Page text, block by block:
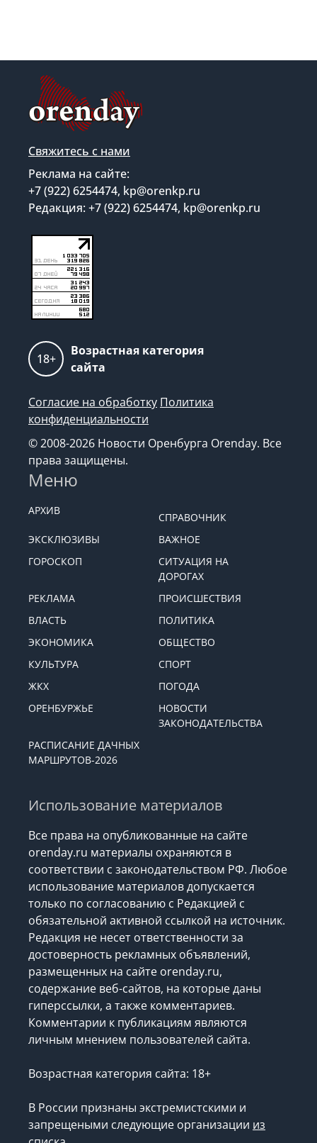
Свяжитесь с нами
Реклама на сайте:
+7 (922) 6254474, kp@orenkp.ru
Редакция: +7 (922) 6254474, kp@orenkp.ru
18+
Возрастная категория
сайта
Согласие на обработку Политика
конфиденциальности
© 2008-2026 Новости Оренбурга Orenday. Все
права защищены.
Меню
АРХИВ
СПРАВОЧНИК
ЭКСКЛЮЗИВЫ
ВАЖНОЕ
ГОРОСКОП
СИТУАЦИЯ НА
ДОРОГАХ
РЕКЛАМА
ПРОИСШЕСТВИЯ
ВЛАСТЬ
ПОЛИТИКА
ЭКОНОМИКА
ОБЩЕСТВО
КУЛЬТУРА
СПОРТ
ЖКХ
ПОГОДА
ОРЕНБУРЖЬЕ
НОВОСТИ
ЗАКОНОДАТЕЛЬСТВА
РАСПИСАНИЕ ДАЧНЫХ
МАРШРУТОВ-2026
Использование материалов
Все права на опубликованные на сайте
orenday.ru материалы охраняются в
соответствии с законодательством РФ. Любое
использование материалов допускается
только по согласованию с Редакцией с
обязательной активной ссылкой на источник.
Редакция не несет ответственности за
достоверность рекламных объявлений,
размещенных на сайте orenday.ru,
содержание веб-сайтов, на которые даны
гиперссылки, а также комментариев.
Комментарии к публикациям являются
личным мнением пользователей сайта.
Возрастная категория сайта: 18+
В России признаны экстремистскими и
запрещеными следующие организации из